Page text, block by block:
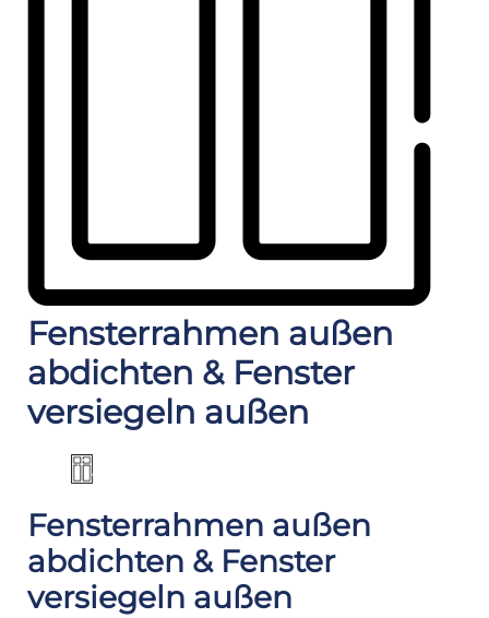
Fensterrahmen außen
abdichten & Fenster
versiegeln außen
Fensterrahmen außen
abdichten & Fenster
versiegeln außen